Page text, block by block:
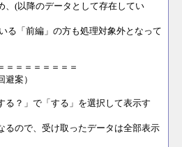
、(以降のデータとして存在してい
る「前編」の方も処理対象外となって
＝＝＝＝＝＝＝＝
案）
る？」で「する」を選択して表示す
るので、受け取ったデータは全部表示